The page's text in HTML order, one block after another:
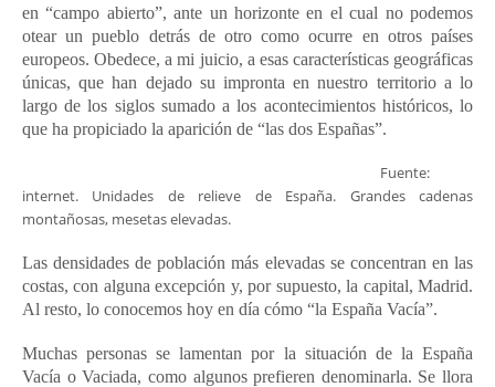
en “campo abierto”, ante un horizonte en el cual no podemos
otear un pueblo detrás de otro como ocurre en otros países
europeos. Obedece, a mi juicio, a esas características geográficas
únicas, que han dejado su impronta en nuestro territorio a lo
largo de los siglos sumado a los acontecimientos históricos, lo
que ha propiciado la aparición de “las dos Españas”.
Fuente:
internet. Unidades de relieve de España. Grandes cadenas
montañosas, mesetas elevadas.
Las densidades de población más elevadas se concentran en las
costas, con alguna excepción y, por supuesto, la capital, Madrid.
Al resto, lo conocemos hoy en día cómo “la España Vacía”.
Muchas personas se lamentan por la situación de la España
Vacía o Vaciada, como algunos prefieren denominarla. Se llora